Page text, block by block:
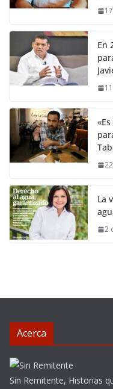
En
La
2
Acerca
Sin Remitente, Historias